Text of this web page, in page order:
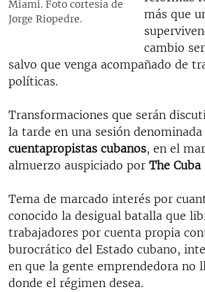
Miami. Foto cortesía de
Jorge Riopedre.
más que
cambio
salvo que venga acompañado de
políticas.
Transformaciones que serán
la tarde en una sesión denominada
cuentapropistas cubanos, en el
almuerzo auspiciado por The
Tema de marcado interés por
conocido la desigual batalla que
trabajadores por cuenta propia
burocrático del Estado cubano,
en que la gente emprendedora no
donde el régimen desea.